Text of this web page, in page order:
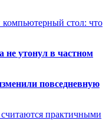
стол: что
не утонул в частном
повседневную
практичными